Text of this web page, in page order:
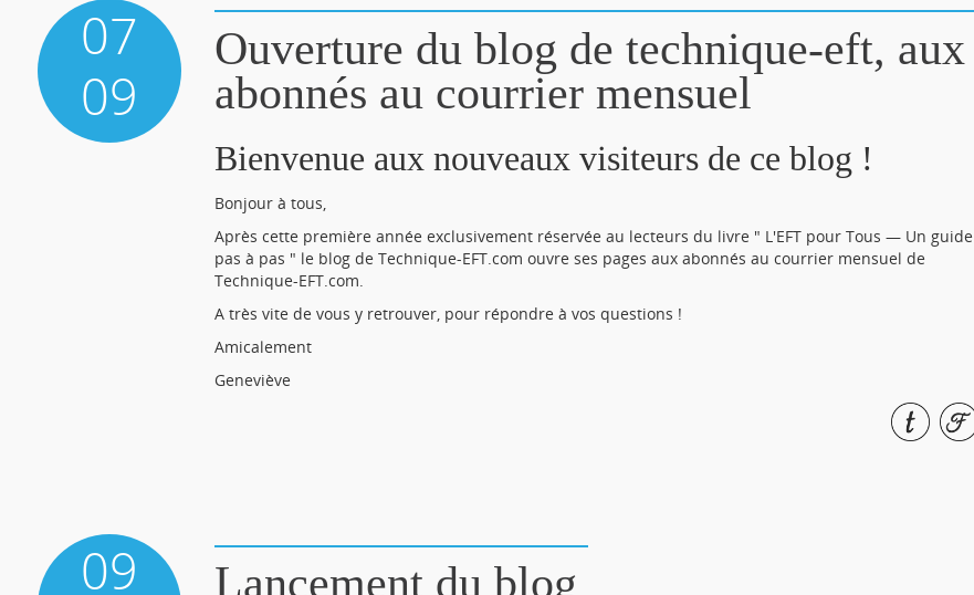
07
09
Ouverture du blog de technique-eft, aux
abonnés au courrier mensuel
Bienvenue aux nouveaux visiteurs de ce blog !
Bonjour à tous,
Après cette première année exclusivement réservée au lecteurs du livre " L'EFT pour Tous — Un guide
pas à pas " le blog de Technique-EFT.com ouvre ses pages aux abonnés au courrier mensuel de
Technique-EFT.com.
A très vite de vous y retrouver, pour répondre à vos questions !
Amicalement
Geneviève
09
Lancement du blog